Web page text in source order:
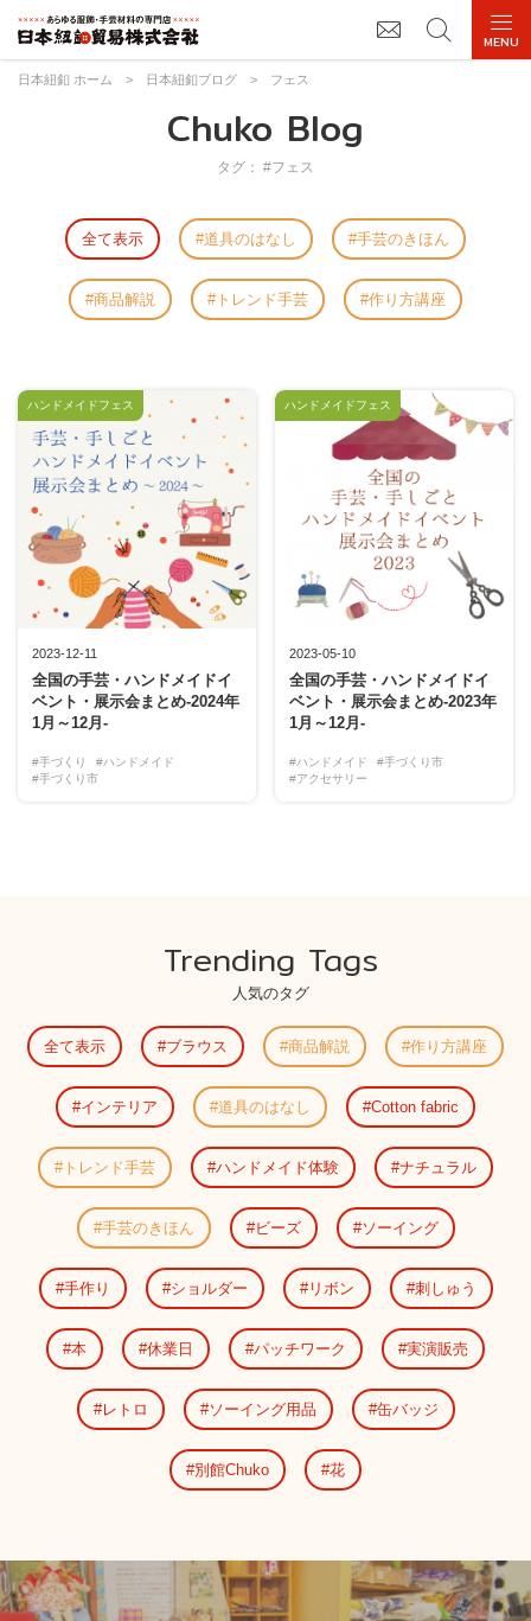
日本紐釦 ホーム > 日本紐釦ブログ > フェス
Chuko Blog
タグ： #フェス
全て表示 道具のはなし 手芸のきほん
商品解説 トレンド手芸 作り方講座
2023-12-11
全国の手芸・ハンドメイドイ
ベント・展示会まとめ-2024年
1月～12月-
#手づくり
#ハンドメイド
#手づくり市
ハンドメイドフェス
2023-05-10
全国の手芸・ハンドメイドイ
ベント・展示会まとめ-2023年
1月～12月-
#ハンドメイド
#手づくり市
#アクセサリー
ハンドメイドフェス
Trending Tags
人気のタグ
全て表示 ブラウス 商品解説 作り方講座
インテリア 道具のはなし Cotton fabric
トレンド手芸 ハンドメイド体験 ナチュラル
手芸のきほん ビーズ ソーイング
手作り ショルダー リボン 刺しゅう
本 休業日 パッチワーク 実演販売
レトロ ソーイング用品 缶バッジ
別館Chuko 花